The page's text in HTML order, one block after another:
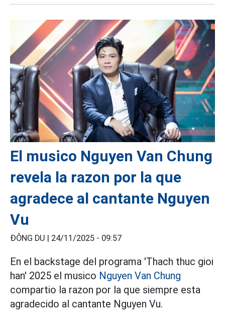
El musico Nguyen Van Chung
revela la razon por la que
agradece al cantante Nguyen
Vu
ĐÔNG DU | 24/11/2025 - 09:57
En el backstage del programa 'Thach thuc gioi
han' 2025 el musico Nguyen Van Chung
compartio la razon por la que siempre esta
agradecido al cantante Nguyen Vu.